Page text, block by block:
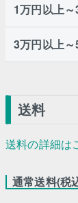
1万円以上
3万円以上
送料
送料の詳細は
通常送料(税